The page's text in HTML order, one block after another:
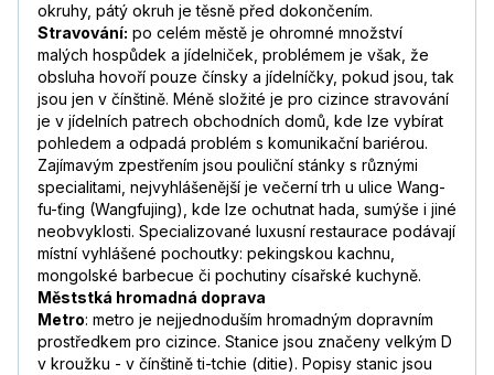
okruhy, pátý okruh je těsně před dokončením.
Stravování: po celém městě je ohromné množství
malých hospůdek a jídelniček, problémem je však, že
obsluha hovoří pouze čínsky a jídelníčky, pokud jsou, tak
jsou jen v čínštině. Méně složité je pro cizince stravování
je v jídelních patrech obchodních domů, kde lze vybírat
pohledem a odpadá problém s komunikační bariérou.
Zajímavým zpestřením jsou pouliční stánky s různými
specialitami, nejvyhlášenější je večerní trh u ulice Wang-
fu-ťing (Wangfujing), kde lze ochutnat hada, sumýše i jiné
neobvyklosti. Specializované luxusní restaurace podávají
místní vyhlášené pochoutky: pekingskou kachnu,
mongolské barbecue či pochutiny císařské kuchyně.
Měststká hromadná doprava
Metro: metro je nejjednoduším hromadným dopravním
prostředkem pro cizince. Stanice jsou značeny velkým D
v kroužku - v čínštině ti-tchie (ditie). Popisy stanic jsou